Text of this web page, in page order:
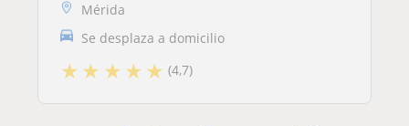
Mérida
Se desplaza a domicilio
★★ ★★★ (4,7)